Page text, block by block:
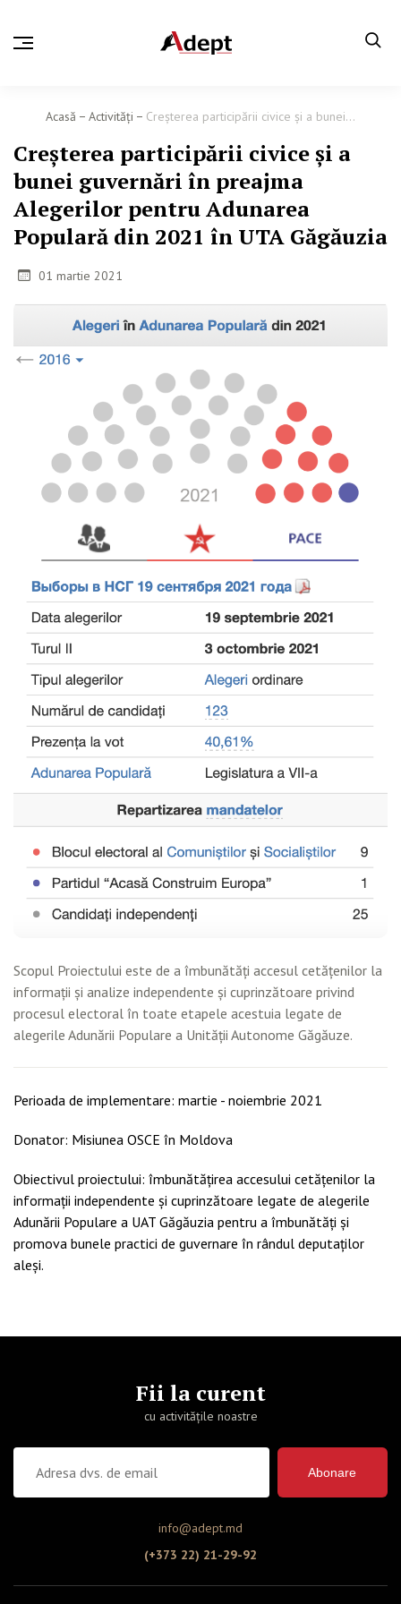
Acasă Activităţi Creșterea participării civice și a bunei...
Creșterea participării civice și a
bunei guvernări în preajma
Alegerilor pentru Adunarea
Populară din 2021 în UTA Găgăuzia
01 martie 2021
Scopul Proiectului este de a îmbunătăți accesul cetățenilor la
informații și analize independente și cuprinzătoare privind
procesul electoral în toate etapele acestuia legate de
alegerile Adunării Populare a Unității Autonome Găgăuze.
Perioada de implementare: martie - noiembrie 2021
Donator: Misiunea OSCE în Moldova
Obiectivul proiectului: îmbunătățirea accesului cetățenilor la
informații independente și cuprinzătoare legate de alegerile
Adunării Populare a UAT Găgăuzia pentru a îmbunătăți și
promova bunele practici de guvernare în rândul deputaților
aleși.
Fii la curent
cu activitățile noastre
Abonare
info@adept.md
(+373 22) 21-29-92